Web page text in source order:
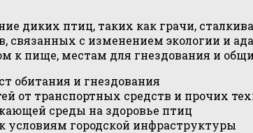
диких птиц, таких как грачи,
связанных с изменением экологии и
к пище, местам для гнездования и
обитания и гнездования
от транспортных средств и прочих
среды на здоровье птиц
условиям городской инфраструктуры